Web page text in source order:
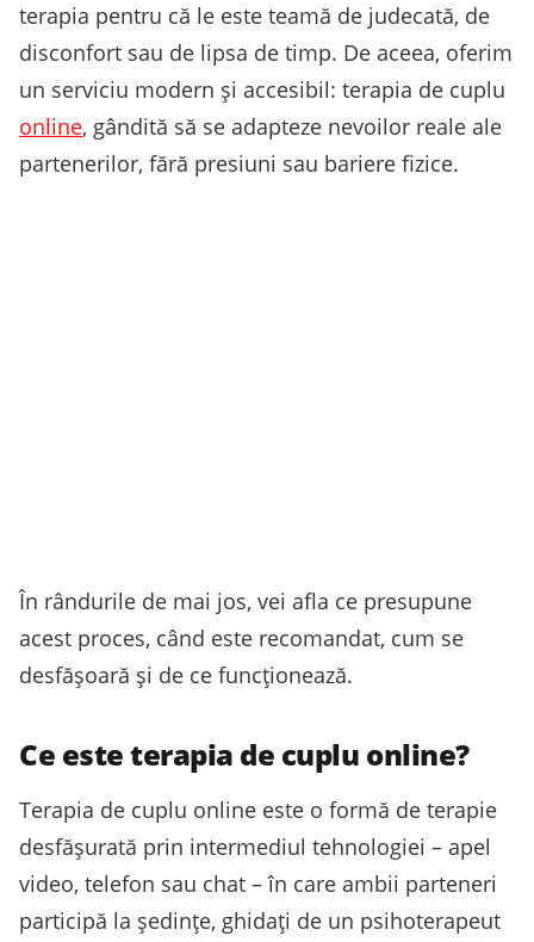
terapia pentru că le este teamă de judecată, de
disconfort sau de lipsa de timp. De aceea, oferim
un serviciu modern și accesibil: terapia de cuplu
online, gândită să se adapteze nevoilor reale ale
partenerilor, fără presiuni sau bariere fizice.
În rândurile de mai jos, vei afla ce presupune
acest proces, când este recomandat, cum se
desfășoară și de ce funcționează.
Ce este terapia de cuplu online?
Terapia de cuplu online este o formă de terapie
desfășurată prin intermediul tehnologiei – apel
video, telefon sau chat – în care ambii parteneri
participă la ședințe, ghidați de un psihoterapeut